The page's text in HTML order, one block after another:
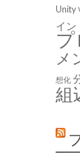
Unity
イン
メ
想化
組